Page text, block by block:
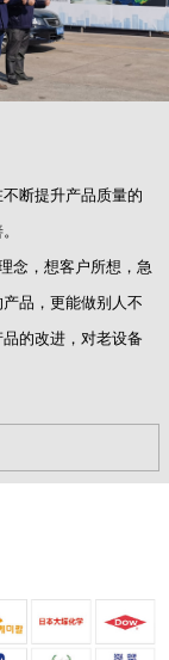
断提升产品质量的
念，想客户所想，急
品，更能做别人不
的改进，对老设备